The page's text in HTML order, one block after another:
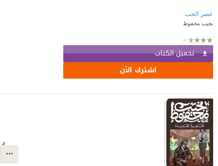
عصر الحب
نجيب محفوظ
تحميل الكتاب
اشترك الآن